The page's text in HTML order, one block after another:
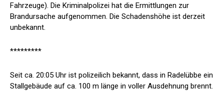
Fahrzeuge). Die Kriminalpolizei hat die Ermittlungen zur
Brandursache aufgenommen. Die Schadenshöhe ist derzeit
unbekannt.
*********
Seit ca. 20:05 Uhr ist polizeilich bekannt, dass in Radelübbe ein
Stallgebäude auf ca. 100 m länge in voller Ausdehnung brennt.